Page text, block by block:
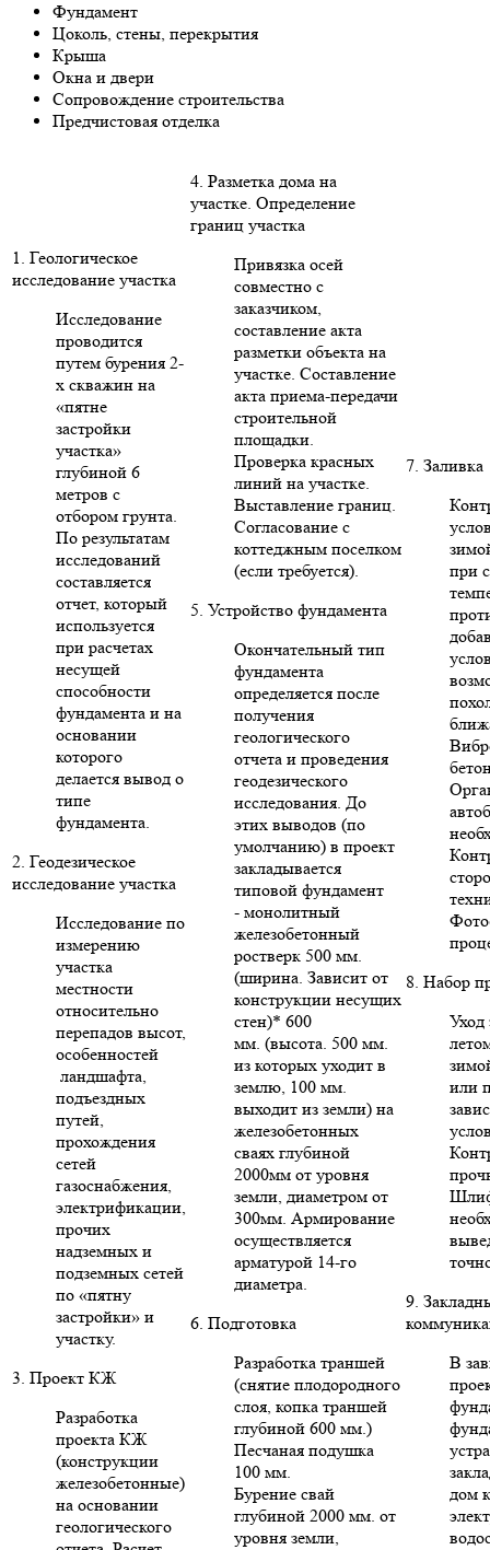
Фундамент
Цоколь, стены, перекрытия
Крыша
Окна и двери
Сопровождение строительства
Предчистовая отделка
1. Геологическое
исследование участка
Исследование
проводится
путем бурения 2-
х скважин на
«пятне
застройки
участка»
глубиной 6
метров с
отбором грунта.
По результатам
исследований
составляется
отчет, который
используется
при расчетах
несущей
способности
фундамента и на
основании
которого
делается вывод о
типе
фундамента.
2. Геодезическое
исследование участка
Исследование по
измерению
участка
местности
относительно
перепадов высот,
особенностей
ландшафта,
подъездных
путей,
прохождения
сетей
газоснабжения,
электрификации,
прочих
надземных и
подземных сетей
по «пятну
застройки» и
участку.
3. Проект КЖ
Разработка
проекта КЖ
(конструкции
железобетонные)
на основании
геологического
4. Разметка дома на
участке. Определение
границ участка
Привязка осей
совместно с
заказчиком,
составление акта
разметки объекта на
участке. Составление
акта приема-передачи
строительной
площадки.
Проверка красных
линий на участке.
Выставление границ.
Согласование с
коттеджным поселком
(если требуется).
5. Устройство фундамента
Окончательный тип
фундамента
определяется после
получения
геологического
отчета и проведения
геодезического
исследования. До
этих выводов (по
умолчанию) в проект
закладывается
типовой фундамент
- монолитный
железобетонный
ростверк 500 мм.
(ширина. Зависит от
конструкции несущих
стен)* 600
мм. (высота. 500 мм.
из которых уходит в
землю, 100 мм.
выходит из земли) на
железобетонных
сваях глубиной
2000мм от уровня
земли, диаметром от
300мм. Армирование
осуществляется
арматурой 14-го
диаметра.
6. Подготовка
Разработка траншей
(снятие плодородного
слоя, копка траншей
глубиной 600 мм.)
Песчаная подушка
100 мм.
Бурение свай
глубиной 2000 мм. от
уровня земли,
7. Заливка
при
8. Набор
Уход
или
9.
В
дом